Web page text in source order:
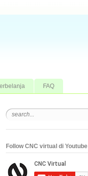
FAQ
Follow CNC virtual di Youtube